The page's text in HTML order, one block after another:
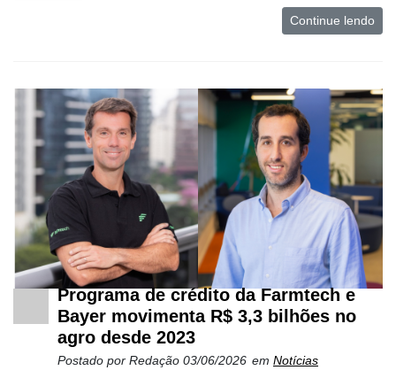
Continue lendo
Programa de crédito da Farmtech e
Bayer movimenta R$ 3,3 bilhões no
agro desde 2023
Postado por Redação 03/06/2026 em Notícias